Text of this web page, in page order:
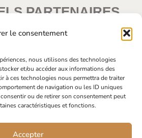
le consentement
nous utilisons des technologies
et/ou accéder aux informations des
à ces technologies nous permettra de traiter
de navigation ou les ID uniques
ou de retirer son consentement peut
caractéristiques et fonctions.
Accepter
au Cheval Blanc
in & Late check-out
disponibilité)
réuni pour créer un
inoubliable à deux
Réserver
PARTENAIRES
Eden opéra
L'AVENTURE